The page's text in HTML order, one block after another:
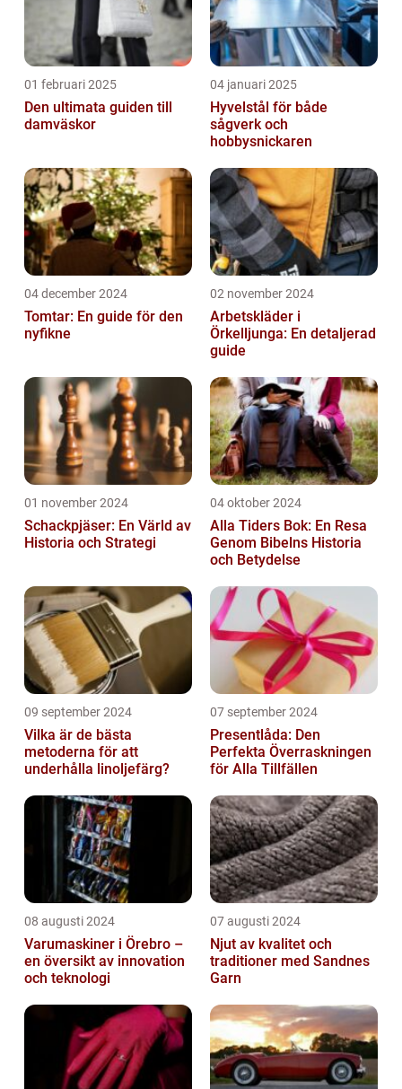
01 februari 2025
Den ultimata guiden till
damväskor
04 januari 2025
Hyvelstål för både
sågverk och
hobbysnickaren
04 december 2024
Tomtar: En guide för den
nyfikne
02 november 2024
Arbetskläder i
Örkelljunga: En detaljerad
guide
01 november 2024
Schackpjäser: En Värld av
Historia och Strategi
04 oktober 2024
Alla Tiders Bok: En Resa
Genom Bibelns Historia
och Betydelse
09 september 2024
Vilka är de bästa
metoderna för att
underhålla linoljefärg?
07 september 2024
Presentlåda: Den
Perfekta Överraskningen
för Alla Tillfällen
08 augusti 2024
Varumaskiner i Örebro –
en översikt av innovation
och teknologi
07 augusti 2024
Njut av kvalitet och
traditioner med Sandnes
Garn